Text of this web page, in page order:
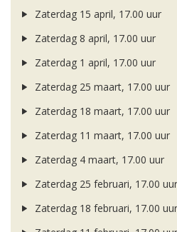
Zaterdag 15 april, 17.00 uur
Zaterdag 8 april, 17.00 uur
Zaterdag 1 april, 17.00 uur
Zaterdag 25 maart, 17.00 uur
Zaterdag 18 maart, 17.00 uur
Zaterdag 11 maart, 17.00 uur
Zaterdag 4 maart, 17.00 uur
Zaterdag 25 februari, 17.00 uur
Zaterdag 18 februari, 17.00 uur